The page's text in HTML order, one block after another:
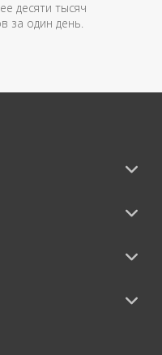
десяти тысяч
за один день.